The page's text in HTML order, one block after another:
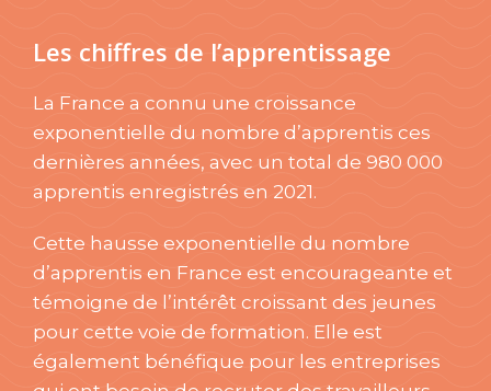
Les chiffres de l’apprentissage
La France a connu une croissance
exponentielle du nombre d’apprentis ces
dernières années, avec un total de 980 000
apprentis enregistrés en 2021.
Cette hausse exponentielle du nombre
d’apprentis en France est encourageante et
témoigne de l’intérêt croissant des jeunes
pour cette voie de formation. Elle est
également bénéfique pour les entreprises